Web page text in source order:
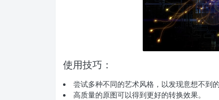
使用技巧：
尝试多种不同的艺术风格，以发现意想不到
高质量的原图可以得到更好的转换效果。